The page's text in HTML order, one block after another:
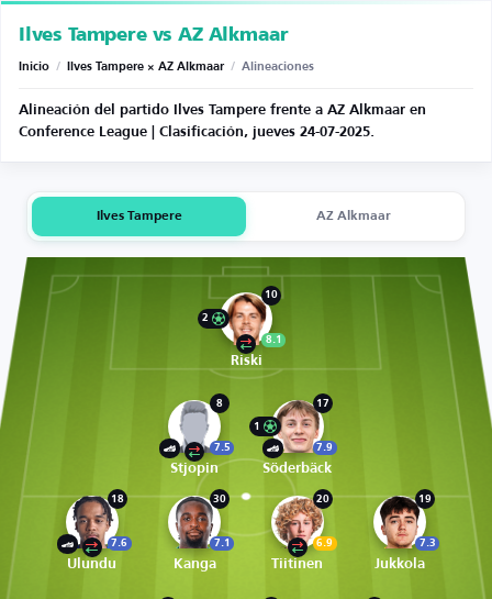
Ilves Tampere vs AZ Alkmaar
Inicio / Ilves Tampere × AZ Alkmaar / Alineaciones
Alineación del partido Ilves Tampere frente a AZ Alkmaar en
Conference League | Clasificación, jueves 24-07-2025.
Ilves Tampere AZ Alkmaar
10
8.1
2
Riski
8
7.5
Stjopin
17
7.9
1
Söderbäck
18
7.6
Ulundu
30
7.1
Kanga
20
6.9
Tiitinen
19
7.3
Jukkola